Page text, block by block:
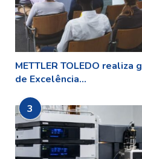
METTLER TOLEDO
de Excelência...
3